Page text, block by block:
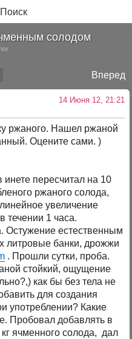
Поиск
солодом
Вперед
14 Июня 12, 21:21
ржаного. Нашел ржаной
Оцените сами. )
инете пересчитал на 10
ржаного солода,
увеличение
течении 1 часа.
Остужение естественным
литровые банки, дрожжи
. Прошли сутки, проба.
стойкий, ощущение
как бы без тела не
для создания
употреблении? Какие
Пробовал добавлять в
ячменного солода, дал